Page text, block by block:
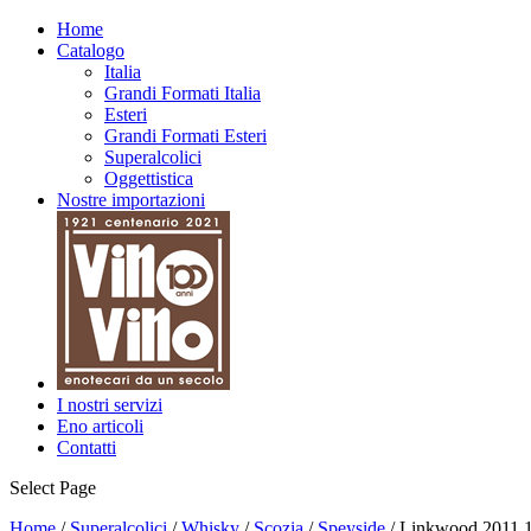
Home
Catalogo
Italia
Grandi Formati Italia
Esteri
Grandi Formati Esteri
Superalcolici
Oggettistica
Nostre importazioni
I nostri servizi
Eno articoli
Contatti
Select Page